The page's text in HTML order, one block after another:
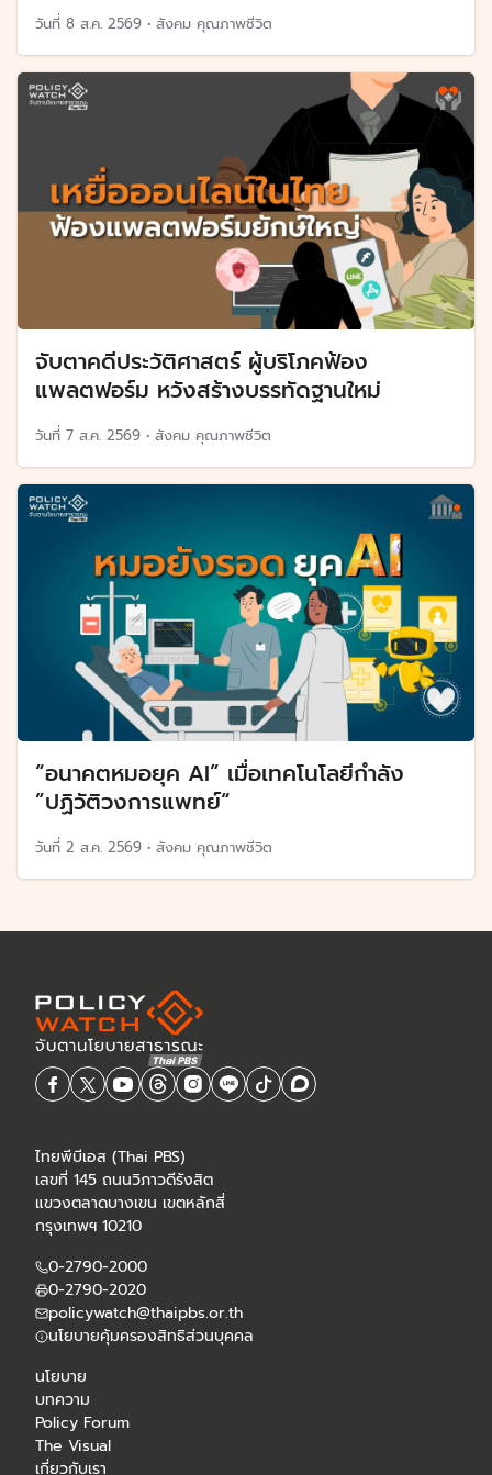
วันที่ 8 ส.ค. 2569 • สังคม คุณภาพชีวิต
จับตาคดีประวัติศาสตร์ ผู้บริโภคฟ้อง
แพลตฟอร์ม หวังสร้างบรรทัดฐานใหม่
วันที่ 7 ส.ค. 2569 • สังคม คุณภาพชีวิต
“อนาคตหมอยุค AI” เมื่อเทคโนโลยีกำลัง
”ปฏิวัติวงการแพทย์“
วันที่ 2 ส.ค. 2569 • สังคม คุณภาพชีวิต
ไทยพีบีเอส (Thai PBS)
เลขที่ 145 ถนนวิภาวดีรังสิต
แขวงตลาดบางเขน เขตหลักสี่
กรุงเทพฯ 10210
0-2790-2000
0-2790-2020
policywatch@thaipbs.or.th
นโยบายคุ้มครองสิทธิส่วนบุคคล
นโยบาย
บทความ
Policy Forum
The Visual
เกี่ยวกับเรา